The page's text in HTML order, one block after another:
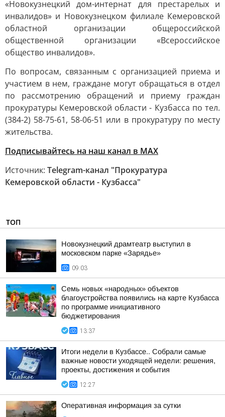
«Новокузнецкий дом-интернат для престарелых и
инвалидов» и Новокузнецком филиале Кемеровской
областной организации общероссийской
общественной организации «Всероссийское
общество инвалидов».
По вопросам, связанным с организацией приема и
участием в нем, граждане могут обращаться в отдел
по рассмотрению обращений и приему граждан
прокуратуры Кемеровской области - Кузбасса по тел.
(384-2) 58-75-61, 58-06-51 или в прокуратуру по месту
жительства.
Подписывайтесь на наш канал в МАХ
Источник: Telegram-канал "Прокуратура
Кемеровской области - Кузбасса"
ТОП
Новокузнецкий драмтеатр выступил в
московском парке «Зарядье»
09:03
Семь новых «народных» объектов
благоустройства появились на карте Кузбасса
по программе инициативного
бюджетирования
13:37
Итоги недели в Кузбассе.. Собрали самые
важные новости уходящей недели: решения,
проекты, достижения и события
12:27
Оперативная информация за сутки